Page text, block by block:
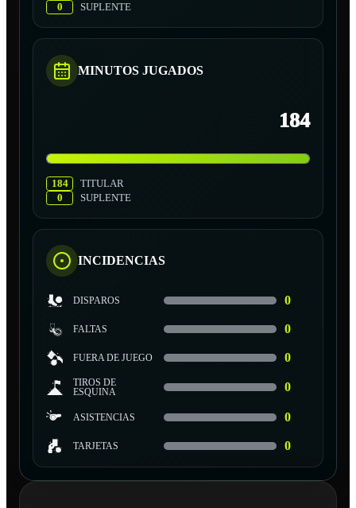
0
SUPLENTE
MINUTOS JUGADOS
184
184
TITULAR
0
SUPLENTE
INCIDENCIAS
DISPAROS 0
FALTAS 0
FUERA DE JUEGO 0
TIROS DE
ESQUINA
0
ASISTENCIAS 0
TARJETAS 0